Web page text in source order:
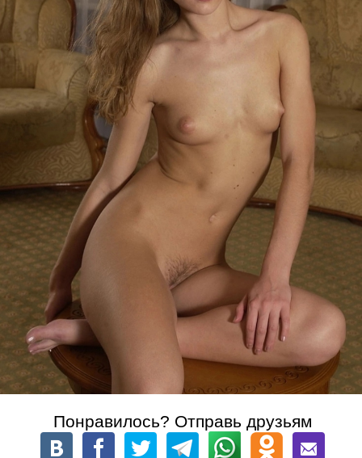
Понравилось? Отправь друзьям